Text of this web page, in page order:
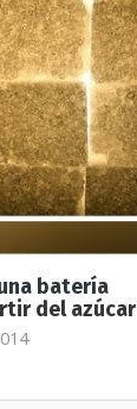
batería
del azúcar